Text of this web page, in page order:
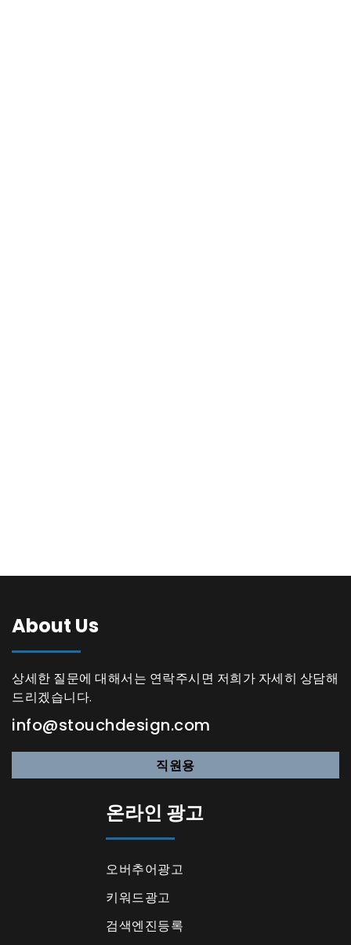
About Us
상세한 질문에 대해서는 연락주시면 저희가 자세히 상담해
드리겠습니다.
info@stouchdesign.com
직원용
온라인 광고
오버추어광고
키워드광고
검색엔진등록